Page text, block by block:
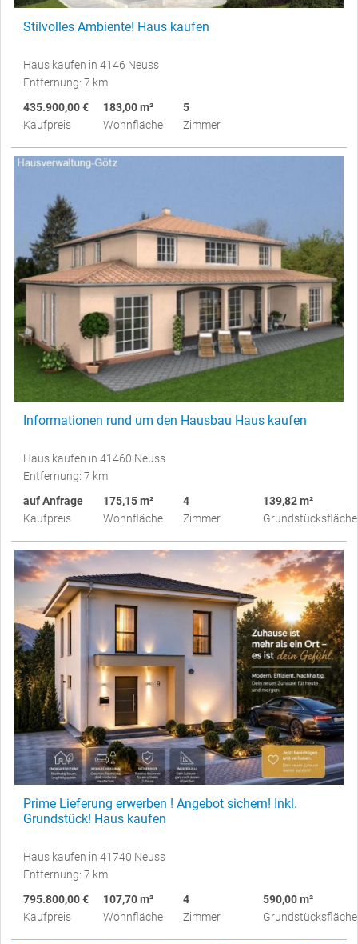
Stilvolles Ambiente! Haus kaufen
Haus kaufen in 4146 Neuss
Entfernung: 7 km
435.900,00 €
Kaufpreis
183,00 m²
Wohnfläche
5
Zimmer
Informationen rund um den Hausbau Haus kaufen
Haus kaufen in 41460 Neuss
Entfernung: 7 km
auf Anfrage
Kaufpreis
175,15 m²
Wohnfläche
4
Zimmer
139,82 m²
Grundstücksfläche
Prime Lieferung erwerben ! Angebot sichern! Inkl.
Grundstück! Haus kaufen
Haus kaufen in 41740 Neuss
Entfernung: 7 km
795.800,00 €
Kaufpreis
107,70 m²
Wohnfläche
4
Zimmer
590,00 m²
Grundstücksfläche